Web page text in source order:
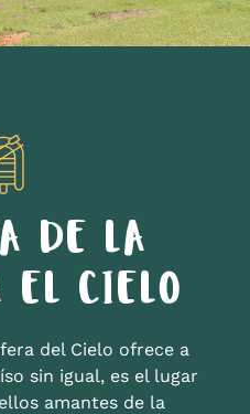
DE LA
EL CIELO
del Cielo ofrece a
sin igual, es el lugar
amantes de la